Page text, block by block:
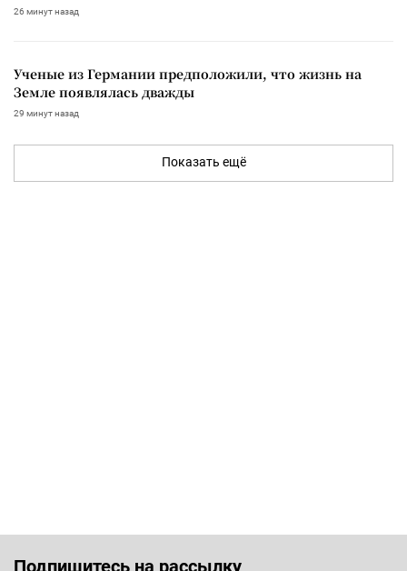
26 минут назад
Ученые из Германии предположили, что жизнь на
Земле появлялась дважды
29 минут назад
Показать ещё
Подпишитесь на рассылку